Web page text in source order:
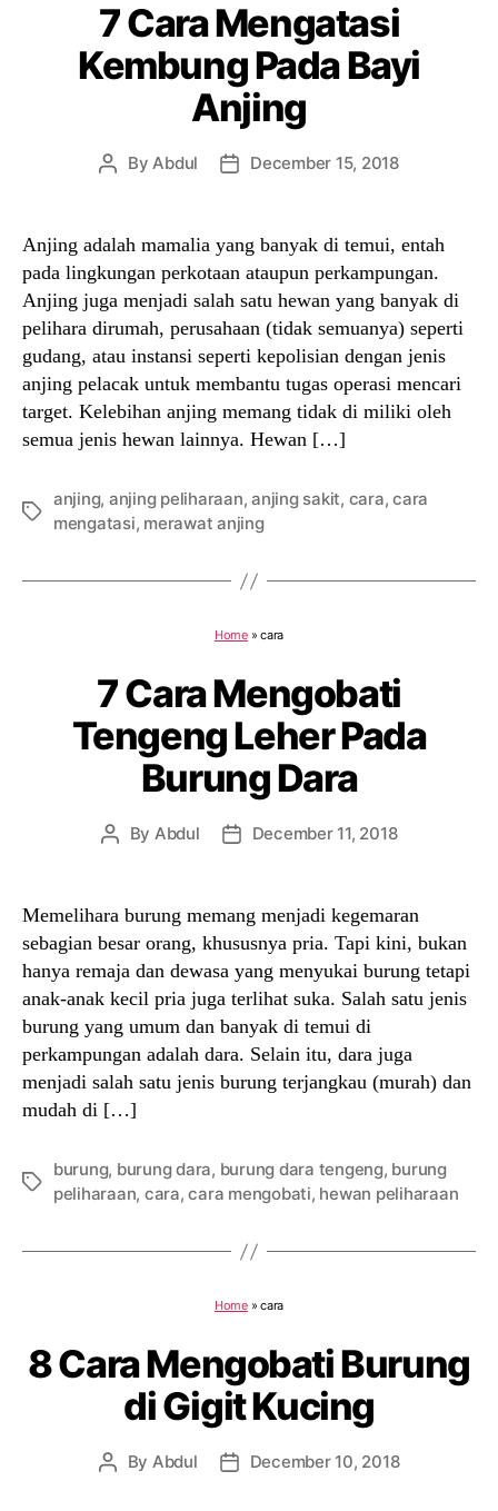
7 Cara Mengatasi
Kembung Pada Bayi
Anjing
PostByAbdul
PostDecember 15, 2018
Anjing adalah mamalia yang banyak di temui, entah
pada lingkungan perkotaan ataupun perkampungan.
Anjing juga menjadi salah satu hewan yang banyak di
pelihara dirumah, perusahaan (tidak semuanya) seperti
gudang, atau instansi seperti kepolisian dengan jenis
anjing pelacak untuk membantu tugas operasi mencari
target. Kelebihan anjing memang tidak di miliki oleh
semua jenis hewan lainnya. Hewan […]
Tags
anjing, anjing peliharaan,anjing sakit, cara,cara
mengatasi, merawat anjing
Home»cara
7 Cara Mengobati
Tengeng Leher Pada
Burung Dara
Post
By Abdul
PostDecember 11, 2018
Memelihara burung memang menjadi kegemaran
sebagian besar orang, khususnya pria. Tapi kini, bukan
hanya remaja dan dewasa yang menyukai burung tetapi
anak-anak kecil pria juga terlihat suka. Salah satu jenis
burung yang umum dan banyak di temui di
perkampungan adalah dara. Selain itu, dara juga
menjadi salah satu jenis burung terjangkau (murah) dan
mudah di […]
Tags
burung, burung dara, burung dara tengeng, burung
peliharaan, cara,cara mengobati, hewan peliharaan
Home»cara
8 Cara Mengobati Burung
di Gigit Kucing
Post
By Abdul
PostDecember 10, 2018